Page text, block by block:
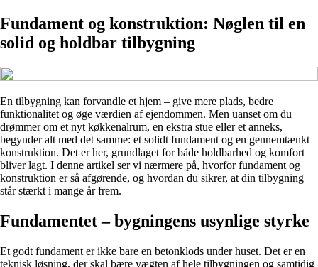
Fundament og konstruktion: Nøglen til en
solid og holdbar tilbygning
En tilbygning kan forvandle et hjem – give mere plads, bedre
funktionalitet og øge værdien af ejendommen. Men uanset om du
drømmer om et nyt køkkenalrum, en ekstra stue eller et anneks,
begynder alt med det samme: et solidt fundament og en gennemtænkt
konstruktion. Det er her, grundlaget for både holdbarhed og komfort
bliver lagt. I denne artikel ser vi nærmere på, hvorfor fundament og
konstruktion er så afgørende, og hvordan du sikrer, at din tilbygning
står stærkt i mange år frem.
Fundamentet – bygningens usynlige styrke
Et godt fundament er ikke bare en betonklods under huset. Det er en
teknisk løsning, der skal bære vægten af hele tilbygningen og samtidig